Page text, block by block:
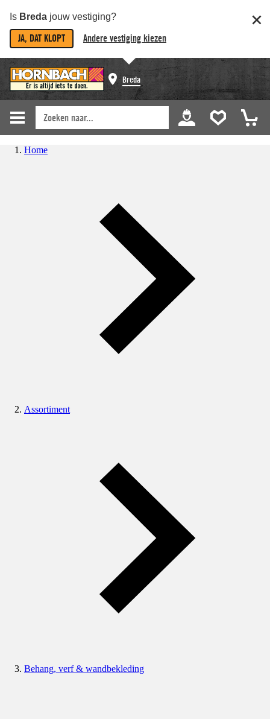
Is Breda jouw vestiging?
JA, DAT KLOPT Andere vestiging kiezen
Breda
Home
Assortiment
Behang, verf & wandbekleding